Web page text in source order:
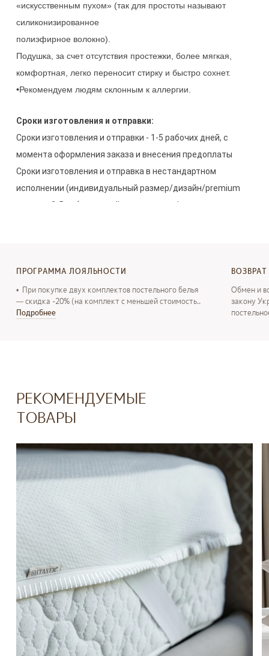
«искусственным пухом» (так для простоты называют
силиконизированное
полиэфирное волокно).
Подушка, за счет отсутствия простежки, более мягкая,
комфортная, легко переносит стирку и быстро сохнет.
•Рекомендуем людям склонным к аллергии.
Сроки изготовления и отправки:
Сроки изготовления и отправки - 1-5 рабочих дней, с
момента оформления заказа и внесения предоплаты
Сроки изготовления и отправка в нестандартном
исполнении (индивидуальный размер/дизайн/premium
отделка 3-5 рабочих дней, с  момента оформления
ПРОГРАММА ЛОЯЛЬНОСТИ
• При покупке двух комплектов постельного белья
— скидка -20% (на комплект с меньшей стоимость..
Подробнее
ВОЗВРАТ
Обмен и
закону
РЕКОМЕНДУЕМЫЕ
ТОВАРЫ